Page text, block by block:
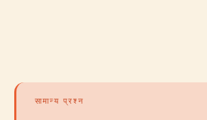
सामान्य प्रश्न